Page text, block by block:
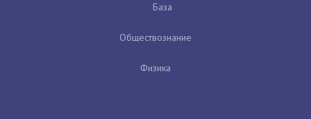
База
Обществознание
Физика